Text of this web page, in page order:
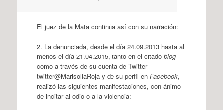
El juez de la Mata continúa así con su narración:
2. La denunciada, desde el día 24.09.2013 hasta al
menos el día 21.04.2015, tanto en el citado blog
como a través de su cuenta de Twitter
twitter@MarisollaRoja y de su perfil en Facebook,
realizó las siguientes manifestaciones, con ánimo
de incitar al odio o a la violencia: